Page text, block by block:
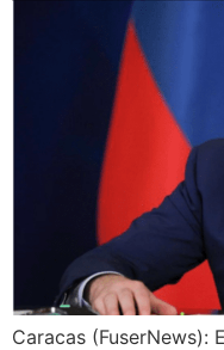
Caracas (FuserNews):